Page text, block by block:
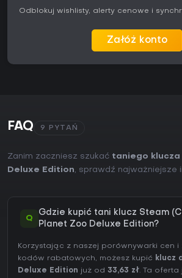
Odblokuj wishlisty, alerty cenowe i
Załóż konto
FAQ 9 PYTAŃ
Zanim zaczniesz szukać taniego klucza
Deluxe Edition, sprawdź najważniejsze
Q
Gdzie kupić tani klucz Steam
Planet Zoo Deluxe Edition?
Korzystając z naszej porównywarki cen i
kodów rabatowych, możesz kupić klucz
Deluxe Edition już od 33,63 zł. Ta